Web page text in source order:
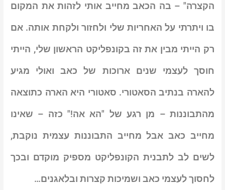
הקצרה" – בה הכאב מחייב אותי לזהות את המקום
בו ויתרתי על האחריות שלי ולחזור ולקחת אותה. אם
רק הייתי מבין את זה בקונפליקט הראשון שלי, הייתי
חוסך לעצמי שנים ארוכות של כאב ואולי מגיע
להארה בנתיב הסאטורי. סאטורי היא הארה כתוצאה
מהתבוננות – מן רגע של "הא אה!" כזה – שאינו
מחייב כאב אבל מחייב התבוננות עצמית נוקבת,
לשים לב לתבנית הקונפליקט מספיק מוקדם ובכך
לחסוך לעצמי כאב ושמיכות קצרות ובלאגנים…